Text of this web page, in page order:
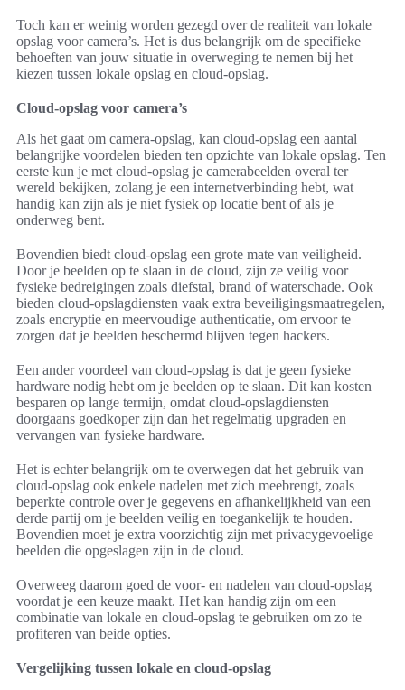
Toch kan er weinig worden gezegd over de realiteit van lokale
opslag voor camera’s. Het is dus belangrijk om de specifieke
behoeften van jouw situatie in overweging te nemen bij het
kiezen tussen lokale opslag en cloud-opslag.
Cloud-opslag voor camera’s
Als het gaat om camera-opslag, kan cloud-opslag een aantal
belangrijke voordelen bieden ten opzichte van lokale opslag. Ten
eerste kun je met cloud-opslag je camerabeelden overal ter
wereld bekijken, zolang je een internetverbinding hebt, wat
handig kan zijn als je niet fysiek op locatie bent of als je
onderweg bent.
Bovendien biedt cloud-opslag een grote mate van veiligheid.
Door je beelden op te slaan in de cloud, zijn ze veilig voor
fysieke bedreigingen zoals diefstal, brand of waterschade. Ook
bieden cloud-opslagdiensten vaak extra beveiligingsmaatregelen,
zoals encryptie en meervoudige authenticatie, om ervoor te
zorgen dat je beelden beschermd blijven tegen hackers.
Een ander voordeel van cloud-opslag is dat je geen fysieke
hardware nodig hebt om je beelden op te slaan. Dit kan kosten
besparen op lange termijn, omdat cloud-opslagdiensten
doorgaans goedkoper zijn dan het regelmatig upgraden en
vervangen van fysieke hardware.
Het is echter belangrijk om te overwegen dat het gebruik van
cloud-opslag ook enkele nadelen met zich meebrengt, zoals
beperkte controle over je gegevens en afhankelijkheid van een
derde partij om je beelden veilig en toegankelijk te houden.
Bovendien moet je extra voorzichtig zijn met privacygevoelige
beelden die opgeslagen zijn in de cloud.
Overweeg daarom goed de voor- en nadelen van cloud-opslag
voordat je een keuze maakt. Het kan handig zijn om een
combinatie van lokale en cloud-opslag te gebruiken om zo te
profiteren van beide opties.
Vergelijking tussen lokale en cloud-opslag